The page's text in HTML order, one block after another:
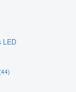
LED
(44)